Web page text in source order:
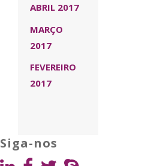
ABRIL 2017
MARÇO
2017
FEVEREIRO
2017
Siga-nos